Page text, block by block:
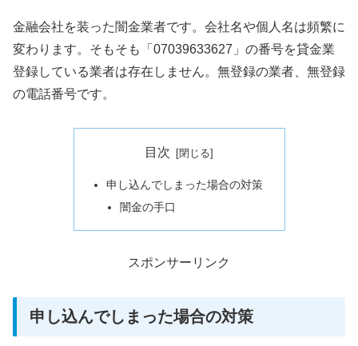
金融会社を装った闇金業者です。会社名や個人名は頻繁に
変わります。そもそも「07039633627」の番号を貸金業
登録している業者は存在しません。無登録の業者、無登録
の電話番号です。
目次
申し込んでしまった場合の対策
闇金の手口
スポンサーリンク
申し込んでしまった場合の対策